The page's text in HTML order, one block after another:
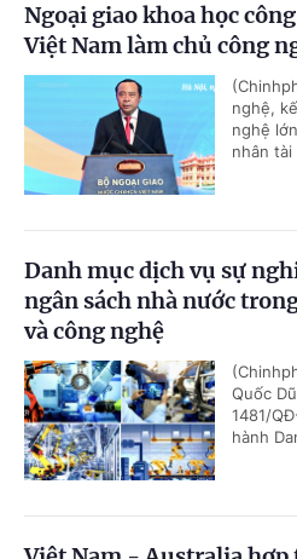
Ngoại giao khoa học
Việt Nam làm chủ công
nghệ,
nghệ
nhân
Danh mục dịch vụ sự
ngân sách nhà nước
và công nghệ
Quốc
1481/
hành